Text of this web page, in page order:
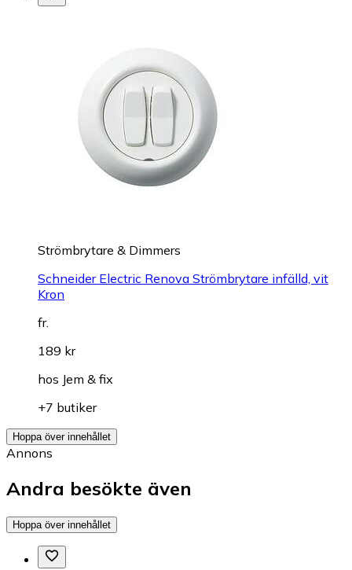
Strömbrytare & Dimmers
Schneider Electric Renova Strömbrytare infälld, vit
Kron
fr.
189 kr
hos Jem & fix
+7 butiker
Hoppa över innehållet
Annons
Andra besökte även
Hoppa över innehållet